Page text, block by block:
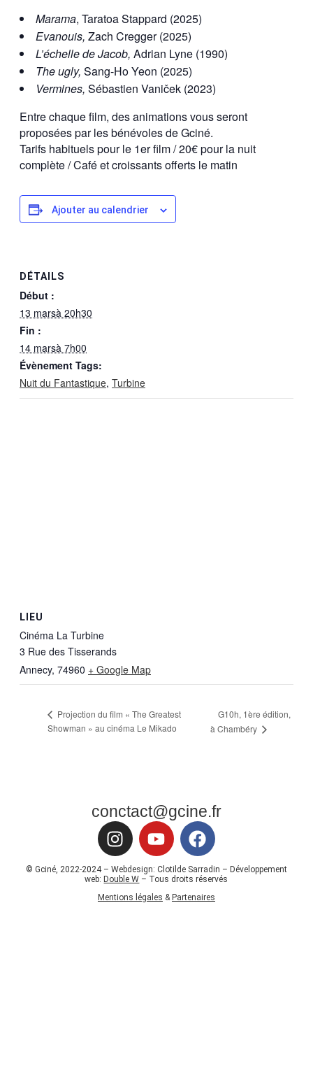
Marama, Taratoa Stappard (2025)
Evanouis, Zach Cregger (2025)
L’échelle de Jacob, Adrian Lyne (1990)
The ugly, Sang-Ho Yeon (2025)
Vermines, Sébastien Vaniček (2023)
Entre chaque film, des animations vous seront
proposées par les bénévoles de Gciné.
Tarifs habituels pour le 1er film / 20€ pour la nuit
complète / Café et croissants offerts le matin
Ajouter au calendrier
DÉTAILS
Début :
13 marsà 20h30
Fin :
14 marsà 7h00
Évènement Tags:
Nuit du Fantastique, Turbine
LIEU
Cinéma La Turbine
3 Rue des Tisserands
Annecy, 74960 + Google Map
Projection du film « The Greatest
Showman » au cinéma Le Mikado
G10h, 1ère édition,
à Chambéry
conctact@gcine.fr
© Gciné, 2022-2024 – Webdesign: Clotilde Sarradin – Développement
web: Double W – Tous droits réservés
Mentions légales & Partenaires